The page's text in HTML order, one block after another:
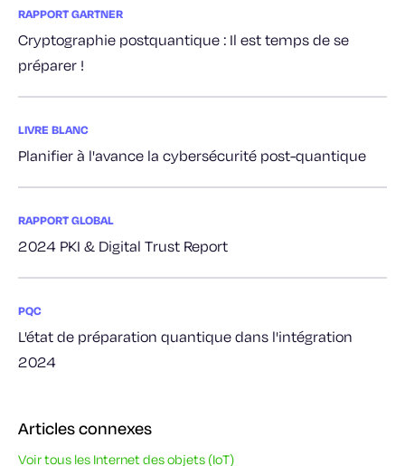
RAPPORT GARTNER
Cryptographie postquantique : Il est temps de se
préparer !
LIVRE BLANC
Planifier à l'avance la cybersécurité post-quantique
RAPPORT GLOBAL
2024 PKI & Digital Trust Report
PQC
L'état de préparation quantique dans l'intégration
2024
Articles connexes
Voir tous les Internet des objets (IoT)